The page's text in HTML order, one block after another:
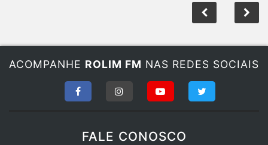
ACOMPANHE ROLIM FM NAS REDES SOCIAIS
FALE CONOSCO